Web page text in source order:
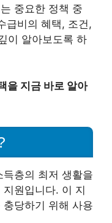
중요한 정책 중
급비의 혜택, 조건,
이 알아보도록 하
을 지금 바로 알아
층의 최저 생활을
원입니다. 이 지
당하기 위해 사용